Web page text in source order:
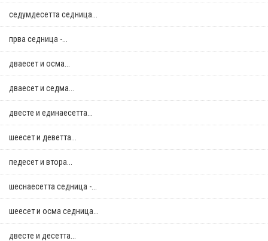
седумдесетта седница...
прва седница -...
дваесет и осма...
дваесет и седма...
двестe и единаесетта...
шеесет и деветта...
педесет и втора...
шеснаесетта седница -...
шеесет и осма седница...
двестe и десетта...